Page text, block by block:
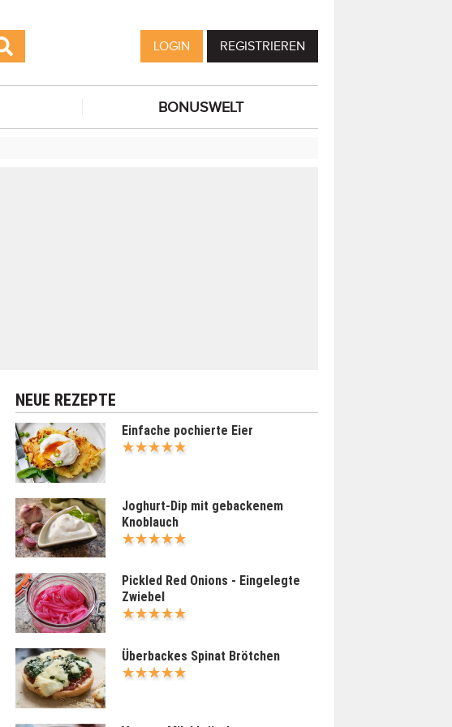
LOGIN REGISTRIEREN
BONUSWELT
NEUE REZEPTE
Einfache pochierte Eier
Joghurt-Dip mit gebackenem
Knoblauch
Pickled Red Onions - Eingelegte
Zwiebel
Überbackes Spinat Brötchen